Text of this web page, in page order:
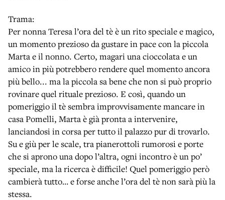
Trama:
Per nonna Teresa l’ora del tè è un rito speciale e magico,
un momento prezioso da gustare in pace con la piccola
Marta e il nonno. Certo, magari una cioccolata e un
amico in più potrebbero rendere quel momento ancora
più bello... ma la piccola sa bene che non si può proprio
rovinare quel rituale prezioso. E così, quando un
pomeriggio il tè sembra improvvisamente mancare in
casa Pomelli, Marta è già pronta a intervenire,
lanciandosi in corsa per tutto il palazzo pur di trovarlo.
Su e giù per le scale, tra pianerottoli rumorosi e porte
che si aprono una dopo l’altra, ogni incontro è un po’
speciale, ma la ricerca è difficile! Quel pomeriggio però
cambierà tutto… e forse anche l’ora del tè non sarà più la
stessa.